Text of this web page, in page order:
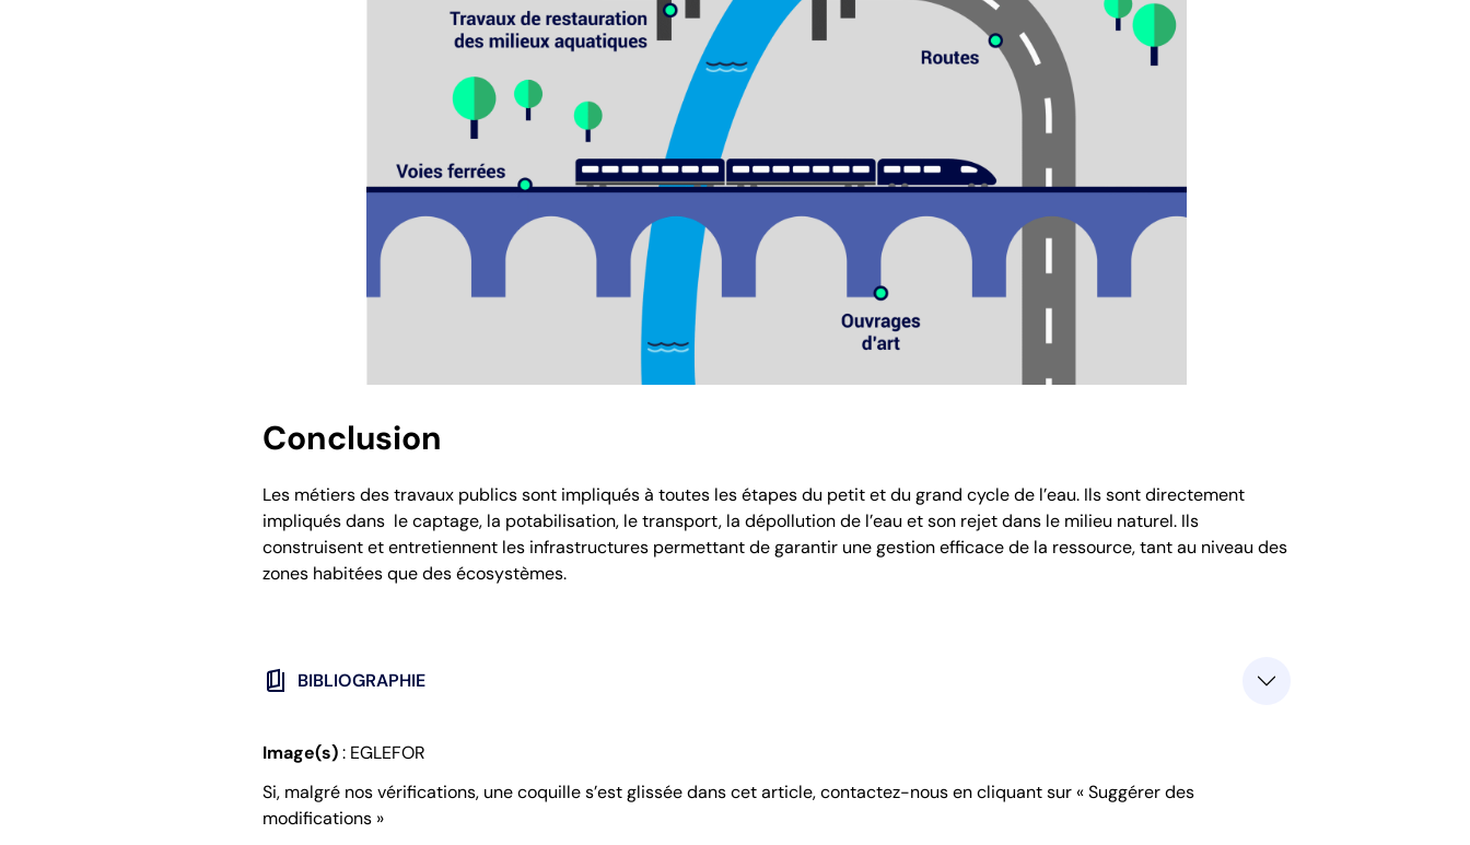
Conclusion
Les métiers des travaux publics sont impliqués à toutes les étapes du petit et du grand cycle de l’eau. Ils sont directement
impliqués dans le captage, la potabilisation, le transport, la dépollution de l’eau et son rejet dans le milieu naturel. Ils
construisent et entretiennent les infrastructures permettant de garantir une gestion efficace de la ressource, tant au niveau des
zones habitées que des écosystèmes.
book_5 BIBLIOGRAPHIE
Image(s): EGLEFOR
Si, malgré nos vérifications, une coquille s’est glissée dans cet article, contactez-nous en cliquant sur « Suggérer des
modifications »